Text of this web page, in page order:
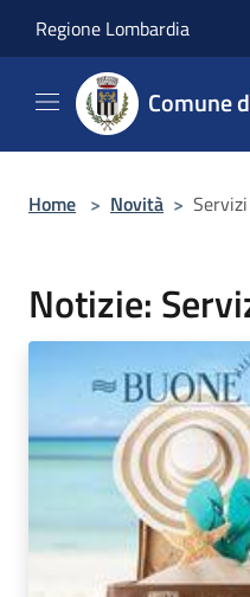
Regione Lombardia
Comune
Home > Novità > Servizi
Notizie: